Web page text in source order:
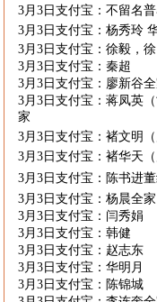
3月 3 日支付宝：不留名
3月 3 日支付宝：杨秀玲
3月 3 日支付宝：徐毅，
3月 3 日支付宝：秦超
3月 3 日支付宝：廖新谷
3月 3 日支付宝：蒋凤英
家
3月 3 日支付宝：褚文明
3月 3 日支付宝：褚华天
3月 3 日支付宝：陈书进
3月 3 日支付宝：杨晨全
3月 3 日支付宝：闫秀娟
3月 3 日支付宝：韩健
3月 3 日支付宝：赵志东
3月 3 日支付宝：华明月
3月 3 日支付宝：陈锦城